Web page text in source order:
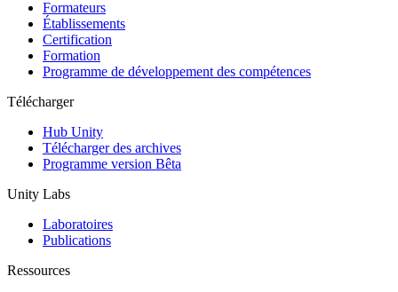
Jeux XR
Lancez des jeux XR sur plusieurs plateformes
Jeux multijoueur
Simplifiez le développement de jeux multijoueurs
Formateurs
Établissements
Certification
Formation
Programme de développement des compétences
Télécharger
Hub Unity
Télécharger des archives
Programme version Bêta
Unity Labs
Laboratoires
Publications
Ressources